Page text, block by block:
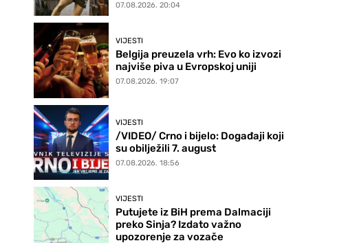
07.08.2026. 20:04
VIJESTI
Belgija preuzela vrh: Evo ko izvozi
najviše piva u Evropskoj uniji
07.08.2026. 19:07
VIJESTI
/VIDEO/ Crno i bijelo: Događaji koji
su obilježili 7. august
07.08.2026. 18:56
VIJESTI
Putujete iz BiH prema Dalmaciji
preko Sinja? Izdato važno
upozorenje za vozače